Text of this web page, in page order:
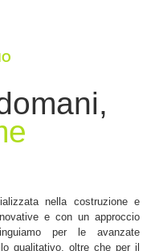
nella costruzione e
e con un approccio
per le avanzate
qualitativo, oltre che per il